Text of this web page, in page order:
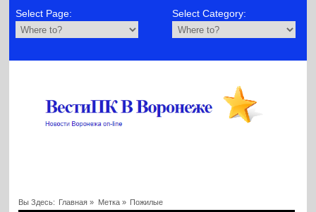
Select Page: Select Category:
Вы Здесь: Главная » Метка » Пожилые